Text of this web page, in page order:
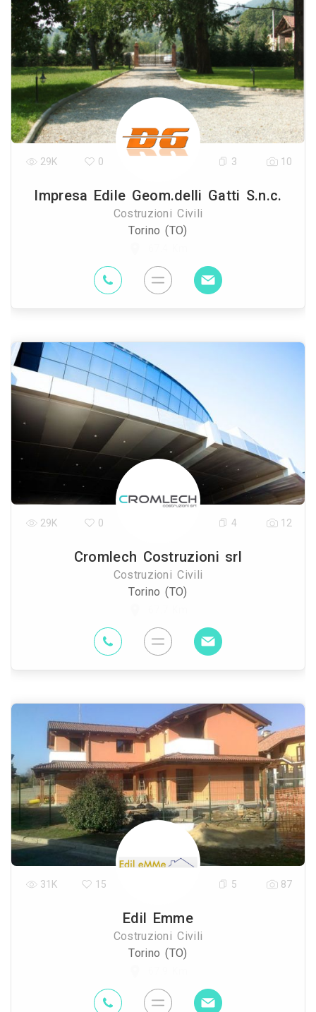
Impresa Edile Geom.delli Gatti S.n.c.
Costruzioni Civili
Torino (TO)
29K 0 3 10
Cromlech Costruzioni srl
Costruzioni Civili
Torino (TO)
29K 0 4 12
Edil Emme
Costruzioni Civili
Torino (TO)
31K 15 5 87